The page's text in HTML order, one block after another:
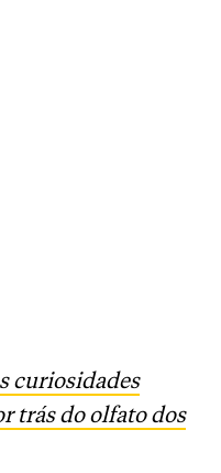
curiosidades
trás do olfato dos